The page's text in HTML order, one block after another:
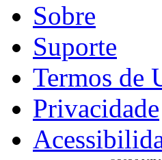
Sobre
Suporte
Termos de
Privacidade